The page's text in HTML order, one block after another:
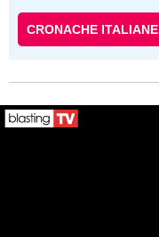
CRONACHE ITALIANE